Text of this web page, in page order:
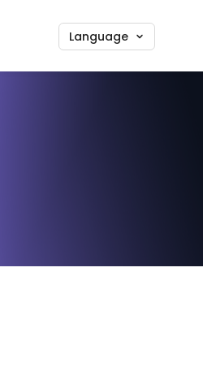
Language